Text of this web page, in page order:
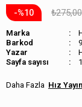
10 ₺275,00
Marka
Barkod
Sayfa sayısı
Hız